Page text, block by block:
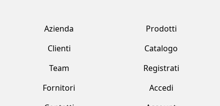
Fresh Tropical srl by Jawad